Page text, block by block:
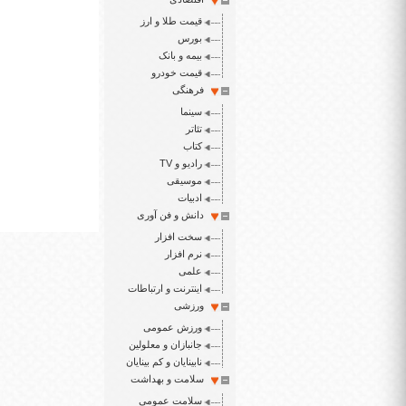
قیمت طلا و ارز
بورس
بیمه و بانک
قیمت خودرو
فرهنگی
سینما
تئاتر
کتاب
رادیو و TV
موسیقی
ادبیات
دانش و فن آوری
سخت افزار
نرم افزار
علمی
اینترنت و ارتباطات
ورزشی
ورزش عمومی
جانبازان و معلولین
نابینایان و کم بینایان
سلامت و بهداشت
سلامت عمومی